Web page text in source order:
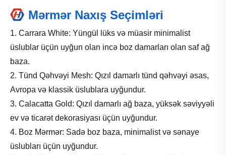
Mərmər Naxış Seçimləri
1. Carrara White: Yüngül lüks və müasir minimalist
üslublar üçün uyğun olan incə boz damarları olan saf ağ
baza.
2. Tünd Qəhvəyi Mesh: Qızıl damarlı tünd qəhvəyi əsas,
Avropa və klassik üslublara uyğundur.
3. Calacatta Gold: Qızıl damarlı ağ baza, yüksək səviyyəli
ev və ticarət dekorasiyası üçün uyğundur.
4. Boz Mərmər: Sadə boz baza, minimalist və sənaye
üslubları üçün uyğundur.